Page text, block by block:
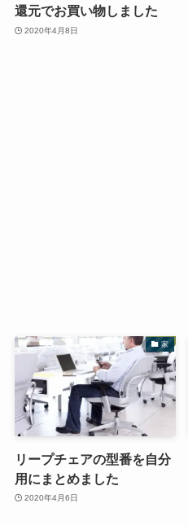
還元でお買い物しました
2020年4月8日
家
リープチェアの型番を自分
用にまとめました
2020年4月6日